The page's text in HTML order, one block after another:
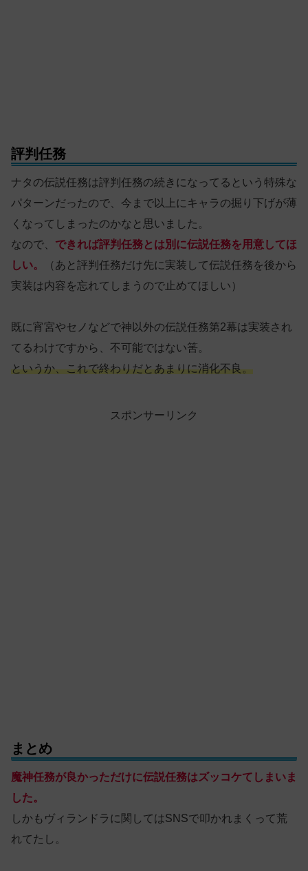
評判任務
ナタの伝説任務は評判任務の続きになってるという特殊な
パターンだったので、今まで以上にキャラの掘り下げが薄
くなってしまったのかなと思いました。
なので、 できれば評判任務とは別に伝説任務を用意してほ
しい。
（あと評判任務だけ先に実装して伝説任務を後から
実装は内容を忘れてしまうので止めてほしい）
既に宵宮やセノなどで神以外の伝説任務第2幕は実装され
てるわけですから、不可能ではない筈。
というか、これで終わりだとあまりに消化不良。
スポンサーリンク
まとめ
魔神任務が良かっただけに伝説任務はズッコケてしまいま
した。
しかもヴィランドラに関してはSNSで叩かれまくって荒
れてたし。